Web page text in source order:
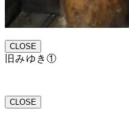
CLOSE
旧みゆき①
CLOSE